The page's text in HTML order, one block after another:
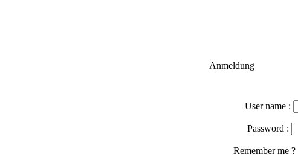
Anmeldung
User name :
Password :
Remember me ?